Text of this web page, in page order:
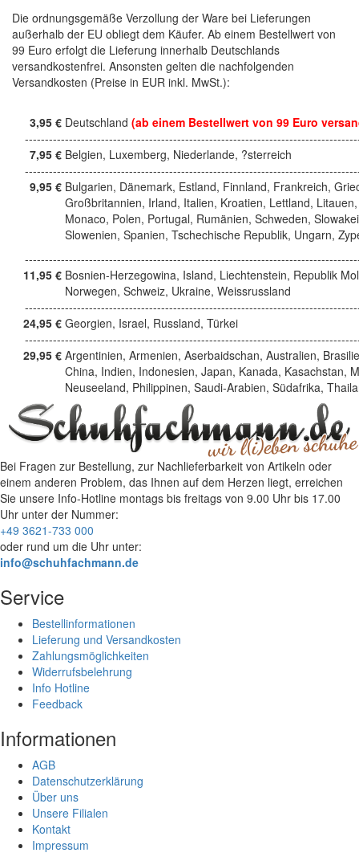
Die ordnungsgemäße Verzollung der Ware bei Lieferungen
außerhalb der EU obliegt dem Käufer. Ab einem Bestellwert von
99 Euro erfolgt die Lieferung innerhalb Deutschlands
versandkostenfrei. Ansonsten gelten die nachfolgenden
Versandkosten (Preise in EUR inkl. MwSt.):
3,95 € Deutschland (ab einem Bestellwert von 99 Euro
7,95 € Belgien, Luxemberg, Niederlande, ?sterreich
9,95 € Bulgarien, Dänemark, Estland, Finnland, Frankreich,
Großbritannien, Irland, Italien, Kroatien, Lettland, Litauen,
Monaco, Polen, Portugal, Rumänien, Schweden,
Slowenien, Spanien, Tschechische Republik, Ungarn,
11,95 € Bosnien-Herzegowina, Island, Liechtenstein, Republik
Norwegen, Schweiz, Ukraine, Weissrussland
24,95 € Georgien, Israel, Russland, Türkei
29,95 € Argentinien, Armenien, Aserbaidschan, Australien,
China, Indien, Indonesien, Japan, Kanada, Kasachstan,
Neuseeland, Philippinen, Saudi-Arabien, Südafrika,
Bei Fragen zur Bestellung, zur Nachlieferbarkeit von Artikeln oder
einem anderen Problem, das Ihnen auf dem Herzen liegt, erreichen
Sie unsere Info-Hotline montags bis freitags von 9.00 Uhr bis 17.00
Uhr unter der Nummer:
+49 3621-733 000
oder rund um die Uhr unter:
info@schuhfachmann.de
Service
Bestellinformationen
Lieferung und Versandkosten
Zahlungsmöglichkeiten
Widerrufsbelehrung
Info Hotline
Feedback
Informationen
AGB
Datenschutzerklärung
Über uns
Unsere Filialen
Kontakt
Impressum